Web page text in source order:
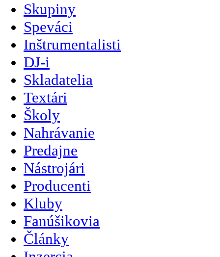
Skupiny
Speváci
Inštrumentalisti
DJ-i
Skladatelia
Textári
Školy
Nahrávanie
Predajne
Nástrojári
Producenti
Kluby
Fanúšikovia
Články